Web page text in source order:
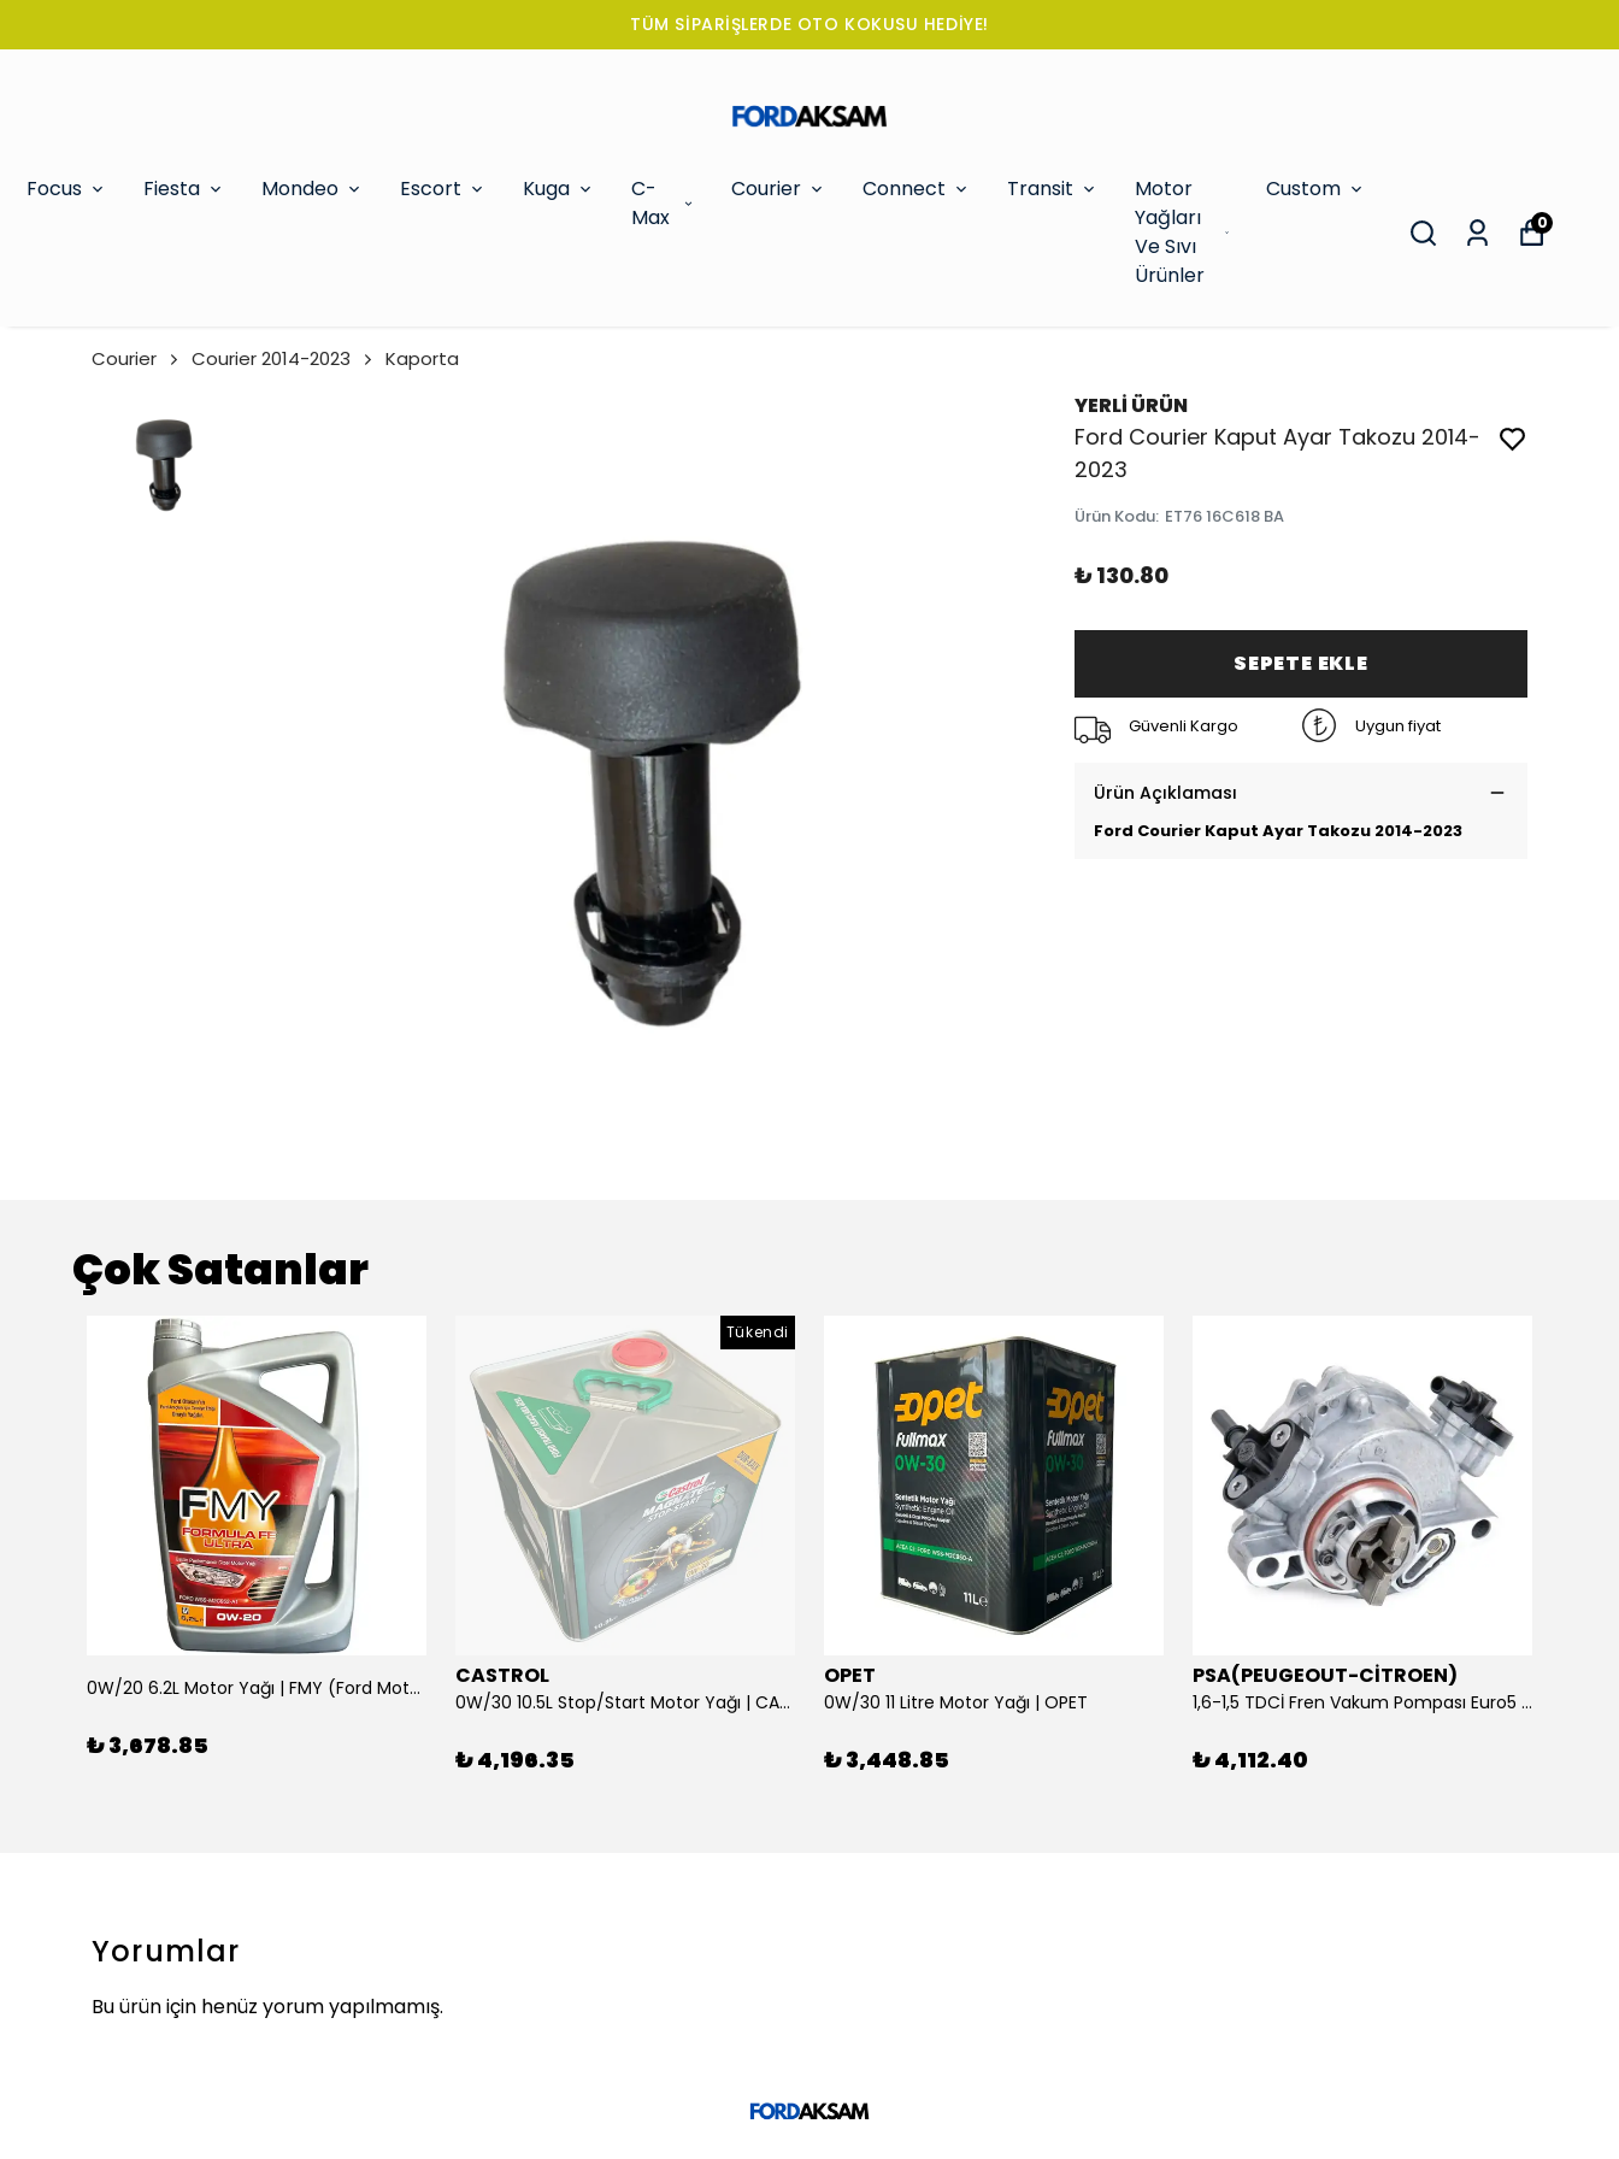
TÜM SİPARİŞLERDE OTO KOKUSU HEDİYE!
Focus Fiesta Mondeo Escort Kuga
C-
Max
Courier Connect Transit
Motor
Yağları
Ve Sıvı
Ürünler
Custom
0
Courier Courier 2014-2023 Kaporta
YERLİ ÜRÜN
Ford Courier Kaput Ayar Takozu 2014-
2023
Ürün Kodu: ET76 16C618 BA
₺ 130.80
SEPETE EKLE
Güvenli Kargo Uygun fiyat
Ürün Açıklaması
Ford Courier Kaput Ayar Takozu 2014-2023
Çok Satanlar
0W/20 6.2L Motor Yağı | FMY (Ford Motor Yağları)
₺ 3,678.85
Tükendi
CASTROL
0W/30 10.5L Stop/Start Motor Yağı | CASTROL
₺ 4,196.35
OPET
0W/30 11 Litre Motor Yağı | OPET
₺ 3,448.85
PSA(PEUGEOUT-CİTROEN)
1,6-1,5 TDCİ Fren Vakum Pompası Euro5 2013-2018 | ORİJİNAL
₺ 4,112.40
Yorumlar
Bu ürün için henüz yorum yapılmamış.